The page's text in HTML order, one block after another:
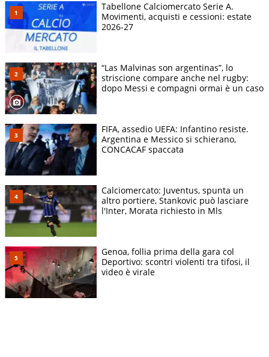
Tabellone Calciomercato Serie A.
Movimenti, acquisti e cessioni: estate
2026-27
“Las Malvinas son argentinas”, lo
striscione compare anche nel rugby:
dopo Messi e compagni ormai è un caso
FIFA, assedio UEFA: Infantino resiste.
Argentina e Messico si schierano,
CONCACAF spaccata
Calciomercato: Juventus, spunta un
altro portiere, Stankovic può lasciare
l'Inter, Morata richiesto in Mls
Genoa, follia prima della gara col
Deportivo: scontri violenti tra tifosi, il
video è virale